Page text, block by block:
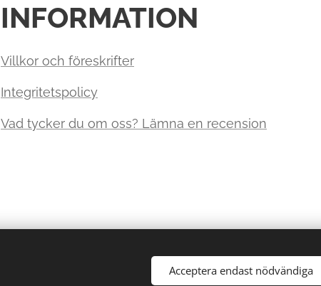
INFORMATION
Villkor och föreskrifter
Integritetspolicy
Vad tycker du om oss? Lämna en recension
Acceptera endast nödvändiga